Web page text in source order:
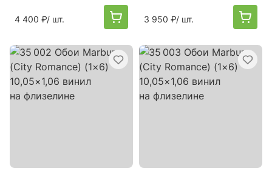
4 400 ₽/ шт. 3 950 ₽/ шт.